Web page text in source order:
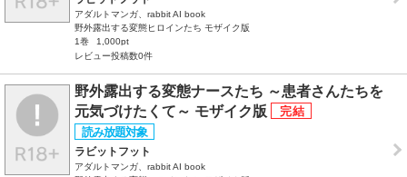
アダルトマンガ、rabbit AI book
野外露出する変態ヒロインたち モザイク版
1巻
1,000pt
レビュー投稿数0件
野外露出する変態ナースたち ～患者さんたちを
元気づけたくて～ モザイク版
ラビットフット
アダルトマンガ、rabbit AI book